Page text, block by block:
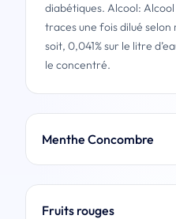
diabétiques. Alcool:
traces une fois dilué selon
soit, 0,041% sur le litre
le concentré.
Menthe Concombre
Fruits rouges